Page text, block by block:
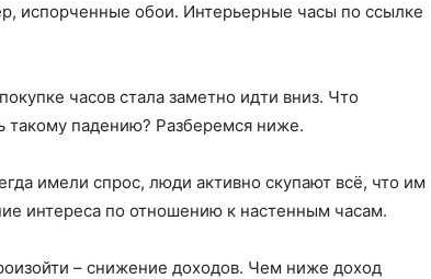
испорченные обои. Интерьерные часы по ссылке
часов стала заметно идти вниз. Что
такому падению? Разберемся ниже.
имели спрос, люди активно скупают всё, что им
интереса по отношению к настенным часам.
– снижение доходов. Чем ниже доход